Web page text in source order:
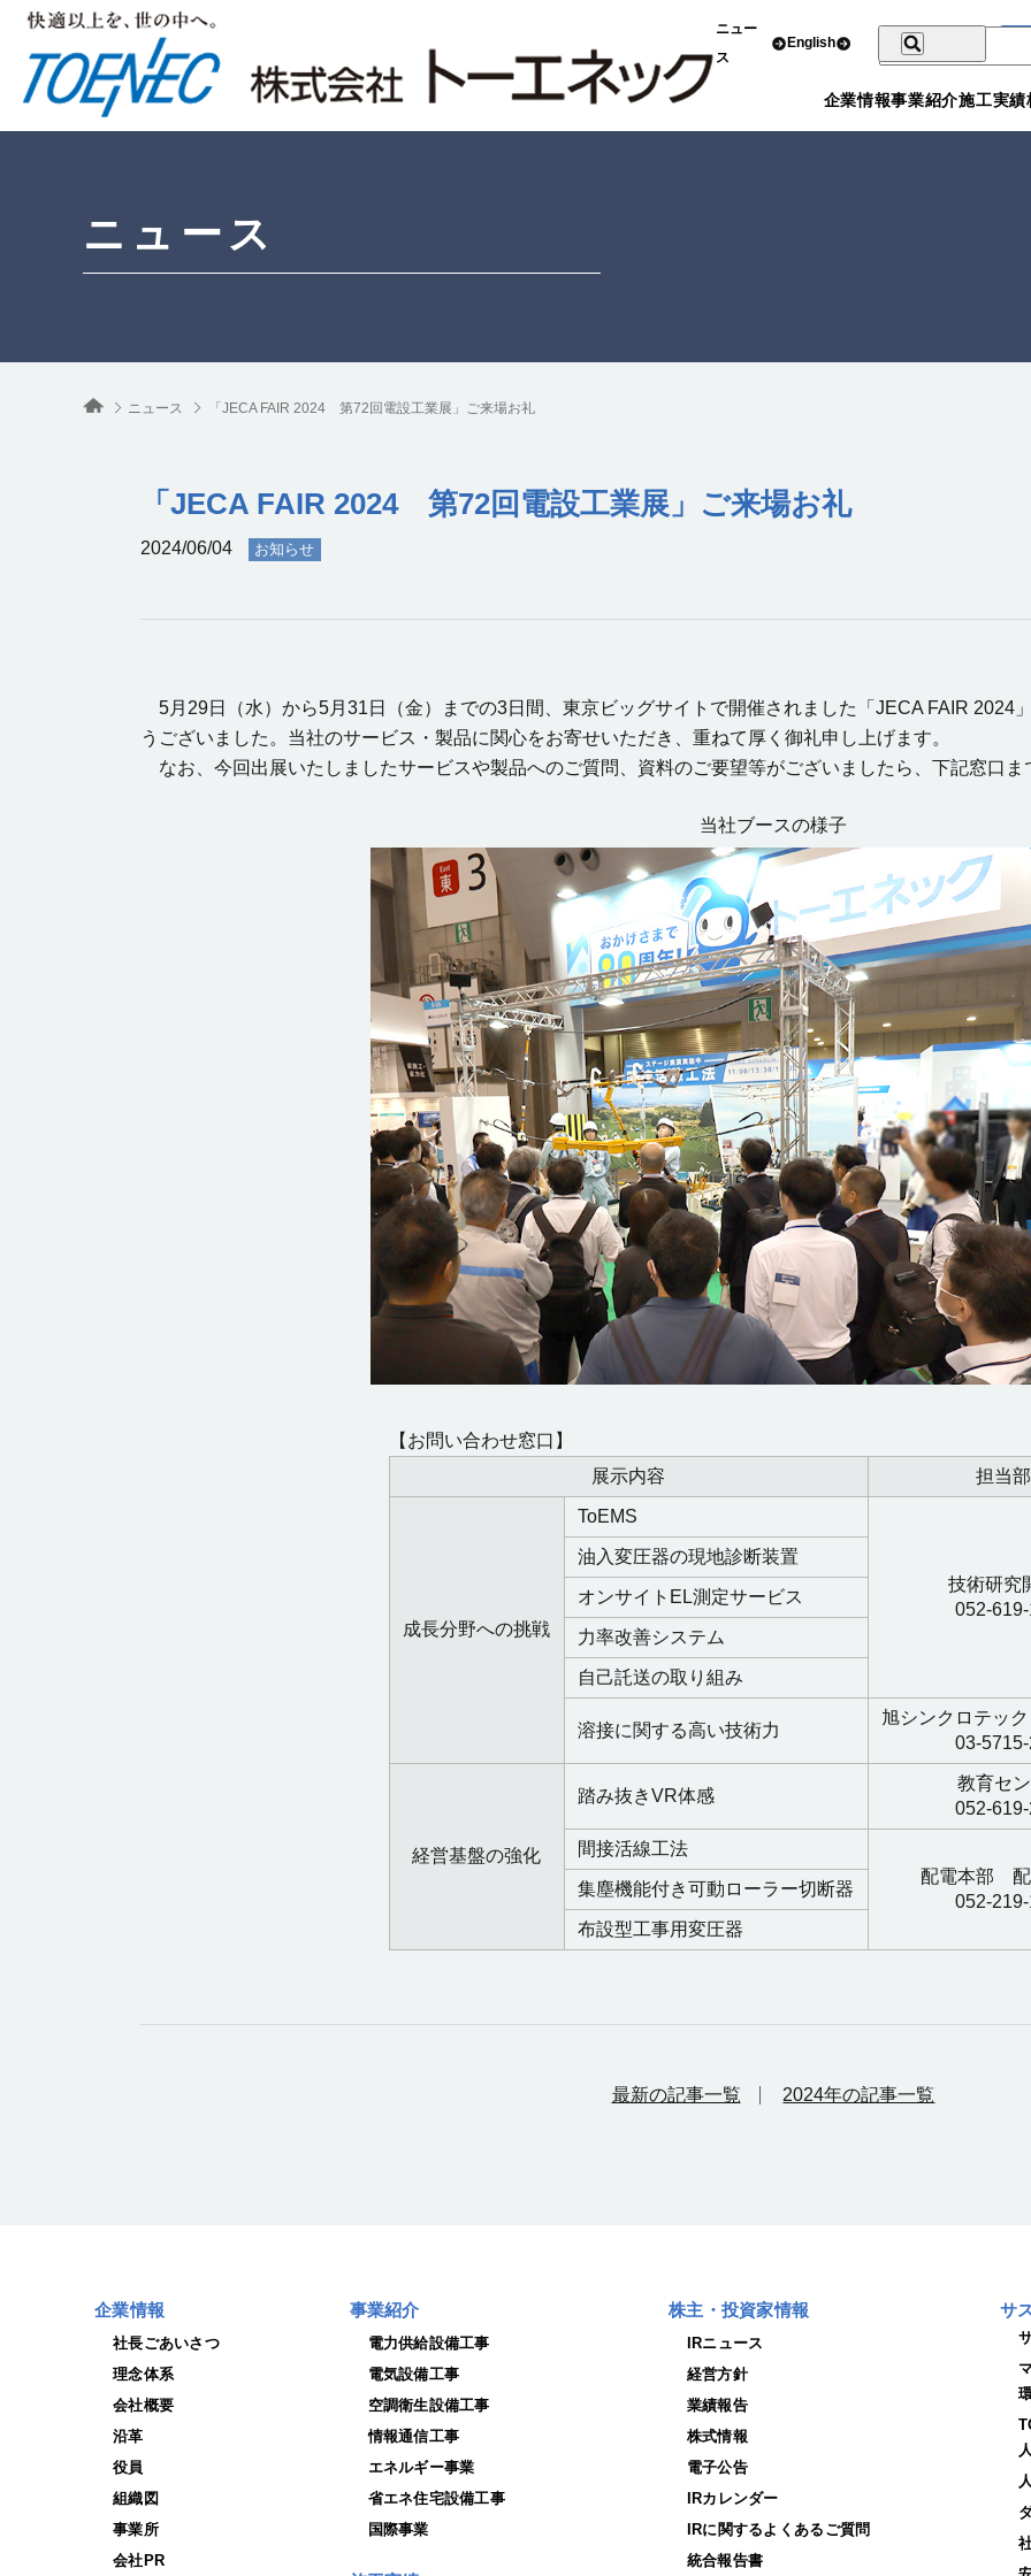
ニュー
ス
English
企業情報事業紹介施工実績
ニュース
ニュース 「JECA FAIR 2024 第72回電設工業展」ご来場お礼
「JECA FAIR 2024 第72回電設工業展」ご来場お礼
2024/06/04 お知らせ
5月29日（水）から5月31日（金）までの3日間、東京ビッグサイトで開催されました「JECA FAIR 2024
うございました。当社のサービス・製品に関心をお寄せいただき、重ねて厚く御礼申し上げます。
なお、今回出展いたしましたサービスや製品へのご質問、資料のご要望等がございましたら、下記窓口ま
当社ブースの様子
【お問い合わせ窓口】
展示内容
担当
成長分野への挑戦
ToEMS
技術研究
052-
油入変圧器の現地診断装置
オンサイトEL測定サービス
力率改善システム
自己託送の取り組み
溶接に関する高い技術力
旭シンクロテッ
03-
経営基盤の強化
踏み抜きVR体感
教育セ
052-
間接活線工法
配電本部 配
052-
集塵機能付き可動ローラー切断器
布設型工事用変圧器
最新の記事一覧 2024年の記事一覧
企業情報
社長ごあいさつ
理念体系
会社概要
沿革
役員
組織図
事業所
会社PR
事業紹介
電力供給設備工事
電気設備工事
空調衛生設備工事
情報通信工事
エネルギー事業
省エネ住宅設備工事
国際事業
株主・投資家情報
IRニュース
経営方針
業績報告
株式情報
電子公告
IRカレンダー
IRに関するよくあるご質問
統合報告書
サ